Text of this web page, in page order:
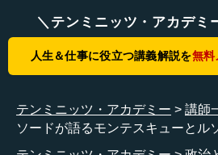
しれませんね。最終的には孤独を
えに、非常にロマンチックな孤独を
しています。日本でも『孤独な散
婦人方に人気があるという意味で
ろがあります...
＼テンミニッツ・アカデミ
人生＆仕事に役立つ講義解説を無料
テンミニッツ・アカデミー 講師
ソードが語るモンテスキューとル